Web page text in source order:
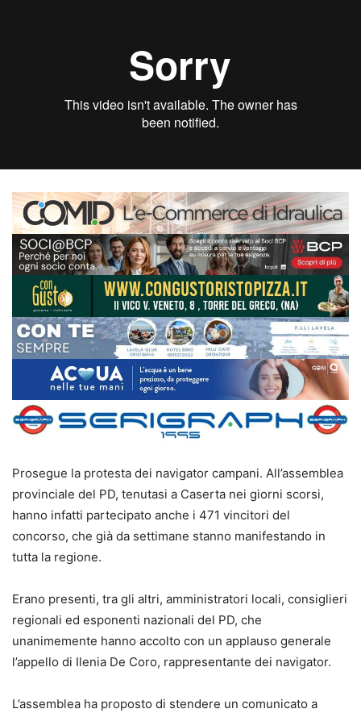
Prosegue la protesta dei navigator campani. All’assemblea
provinciale del PD, tenutasi a Caserta nei giorni scorsi,
hanno infatti partecipato anche i 471 vincitori del
concorso, che già da settimane stanno manifestando in
tutta la regione.
Erano presenti, tra gli altri, amministratori locali, consiglieri
regionali ed esponenti nazionali del PD, che
unanimemente hanno accolto con un applauso generale
l’appello di Ilenia De Coro, rappresentante dei navigator.
L’assemblea ha proposto di stendere un comunicato a